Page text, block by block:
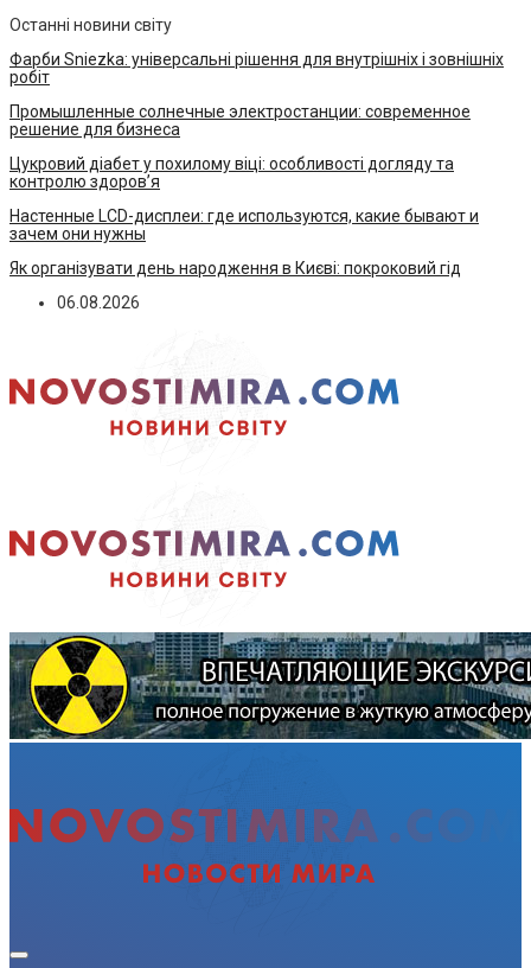
Останні новини світу
Фарби Sniezka: універсальні рішення для внутрішніх і зовнішніх
робіт
Промышленные солнечные электростанции: современное
решение для бизнеса
Цукровий діабет у похилому віці: особливості догляду та
контролю здоров’я
Настенные LCD-дисплеи: где используются, какие бывают и
зачем они нужны
Як організувати день народження в Києві: покроковий гід
06.08.2026